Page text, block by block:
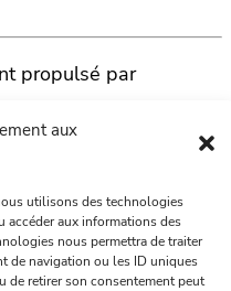
aux
utilisons des technologies
accéder aux informations des
nous permettra de traiter
de navigation ou les ID uniques
de retirer son consentement peut
propulsé par